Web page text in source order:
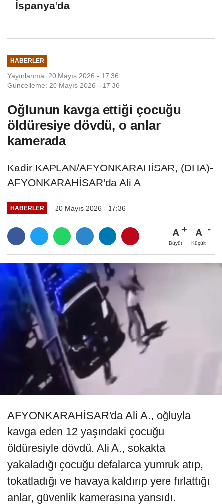
İspanya'da
HABERLER
Yayınlanma: 20 Mayıs 2026 - 17:36
Güncelleme: 20 Mayıs 2026 - 17:36
Oğlunun kavga ettiği çocuğu
öldüresiye dövdü, o anlar
kamerada
Kadir KAPLAN/AFYONKARAHİSAR, (DHA)-
AFYONKARAHİSAR'da Ali A
HABERLER 20 Mayıs 2026 - 17:36
A
Büyüt
A
Küçült
AFYONKARAHİSAR'da Ali A., oğluyla
kavga eden 12 yaşındaki çocuğu
öldüresiyle dövdü. Ali A., sokakta
yakaladığı çocuğu defalarca yumruk atıp,
tokatladığı ve havaya kaldırıp yere fırlattığı
anlar, güvenlik kamerasına yansıdı.